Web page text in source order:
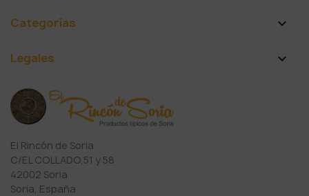
Categorías 
Legales 
El Rincón de Soria
C/EL COLLADO,51 y 58
42002 Soria
Soria, España